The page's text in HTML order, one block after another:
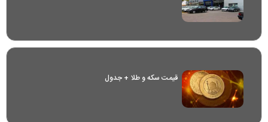
قیمت سکه و طلا + جدول